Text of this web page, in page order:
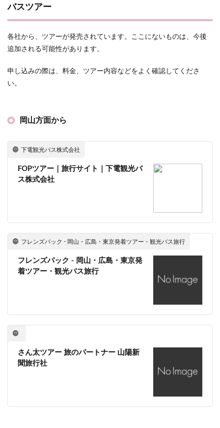
バスツアー
各社から、ツアーが発売されています。ここにないものは、今後
追加される可能性があります。
申し込みの際は、料金、ツアー内容などをよく確認してくださ
い。
岡山方面から
下電観光バス株式会社
FOPツアー｜旅行サイト｜下電観光バ
ス株式会社
フレンズパック - 岡山・広島・東京発着ツアー・観光バス旅行
フレンズパック - 岡山・広島・東京発
着ツアー・観光バス旅行
さん太ツアー 旅のパートナー 山陽新
聞旅行社